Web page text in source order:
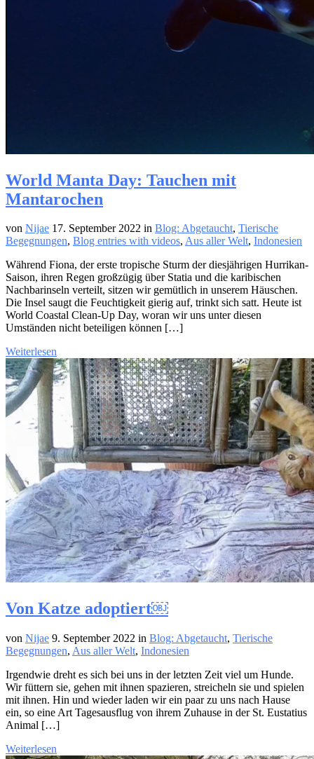
World Manta Day: Tauchen mit
Mantarochen
von Nijae 17. September 2022 in Blog: Abgetaucht, Tierische
Begegnungen, Blog entries with videos, Aus aller Welt, Indonesien
Während Fiona, der erste tropische Sturm der diesjährigen Hurrikan-
Saison, ihren Regen großzügig über Statia und die karibischen
Nachbarinseln verteilt, sitzen wir gemütlich in unserem Häuschen.
Die Insel saugt die Feuchtigkeit gierig auf, trinkt sich satt. Heute ist
World Coastal Clean-Up Day, woran wir uns unter diesen
Umständen nicht beteiligen können […]
Weiterlesen
Von Katze adoptiert￼
von Nijae 9. September 2022 in Blog: Abgetaucht, Tierische
Begegnungen, Aus aller Welt, Indonesien
Irgendwie dreht es sich bei uns in der letzten Zeit viel um Hunde.
Wir füttern sie, gehen mit ihnen spazieren, streicheln sie und spielen
mit ihnen. Hin und wieder laden wir ein paar zu uns nach Hause
ein, so eine Art Tagesausflug von ihrem Zuhause in der St. Eustatius
Animal […]
Weiterlesen